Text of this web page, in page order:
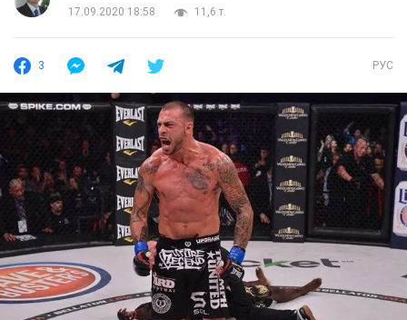
17.09.2020 18:58
11,6 т.
3 РУС